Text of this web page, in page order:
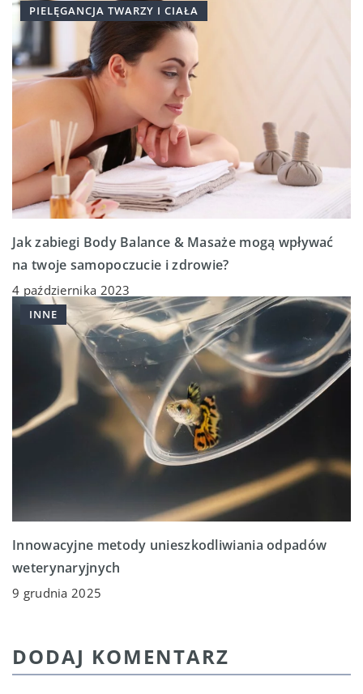
PIELĘGANCJA TWARZY I CIAŁA
Jak zabiegi Body Balance & Masaże mogą wpływać
na twoje samopoczucie i zdrowie?
4 października 2023
INNE
Innowacyjne metody unieszkodliwiania odpadów
weterynaryjnych
9 grudnia 2025
DODAJ KOMENTARZ